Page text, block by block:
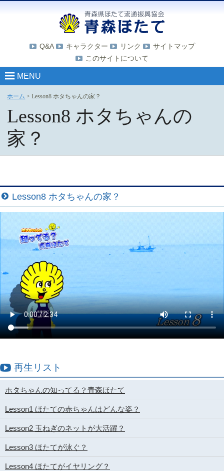
Q&A キャラクター リンク
サイトマップ
このサイトについて
MENU
ホーム >Lesson8 ホタちゃんの家？
Lesson8 ホタちゃんの
家？
Lesson8 ホタちゃんの家？
再生リスト
ホタちゃんの知ってる？青森ほたて
Lesson1 ほたての赤ちゃんはどんな姿？
Lesson2 玉ねぎのネットが大活躍？
Lesson3 ほたてが泳ぐ？
Lesson4 ほたてがイヤリング？